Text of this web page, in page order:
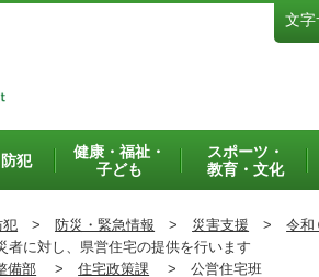
文字
犯
健康・福祉・
子ども
スポーツ・
教育・文化
犯 > 防災・緊急情報 > 災害支援 > 令和
に対し、県営住宅の提供を行います
備部 > 住宅政策課 > 公営住宅班